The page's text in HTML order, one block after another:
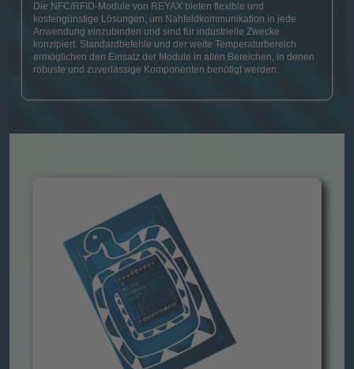
Die NFC/RFID-Module von REYAX bieten flexible und
kostengünstige Lösungen, um Nahfeldkommunikation in jede
Anwendung einzubinden und sind für industrielle Zwecke
konzipiert. Standardbefehle und der weite Temperaturbereich
ermöglichen den Einsatz der Module in allen Bereichen, in denen
robuste und zuverlässige Komponenten benötigt werden.